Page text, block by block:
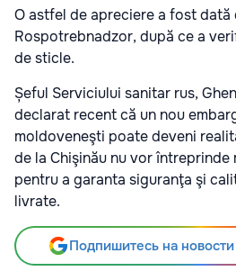
O astfel de apreciere a fost dată
Rospotrebnadzor, după ce a
de sticle.
Șeful Serviciului sanitar rus,
declarat recent că un nou
moldoveneşti poate deveni
de la Chişinău nu vor întreprinde
pentru a garanta siguranţa şi
livrate.
Подпишитесь на